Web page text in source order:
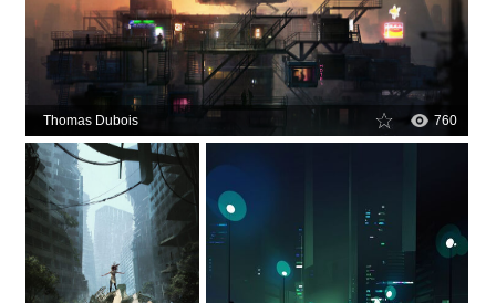
Thomas Dubois 760